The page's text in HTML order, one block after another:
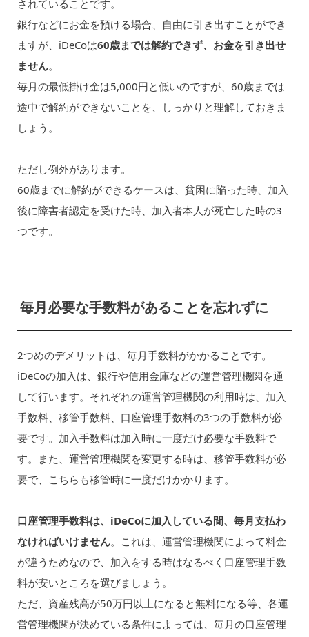
されていることです。
銀行などにお金を預ける場合、自由に引き出すことができ
ますが、iDeCoは60歳までは解約できず、お金を引き出せ
ません。
毎月の最低掛け金は5,000円と低いのですが、60歳までは
途中で解約ができないことを、しっかりと理解しておきま
しょう。
ただし例外があります。
60歳までに解約ができるケースは、貧困に陥った時、加入
後に障害者認定を受けた時、加入者本人が死亡した時の3
つです。
毎月必要な手数料があることを忘れずに
2つめのデメリットは、毎月手数料がかかることです。
iDeCoの加入は、銀行や信用金庫などの運営管理機関を通
して行います。それぞれの運営管理機関の利用時は、加入
手数料、移管手数料、口座管理手数料の3つの手数料が必
要です。加入手数料は加入時に一度だけ必要な手数料で
す。また、運営管理機関を変更する時は、移管手数料が必
要で、こちらも移管時に一度だけかかります。
口座管理手数料は、iDeCoに加入している間、毎月支払わ
なければいけません。これは、運営管理機関によって料金
が違うためなので、加入をする時はなるべく口座管理手数
料が安いところを選びましょう。
ただ、資産残高が50万円以上になると無料になる等、各運
営管理機関が決めている条件によっては、毎月の口座管理